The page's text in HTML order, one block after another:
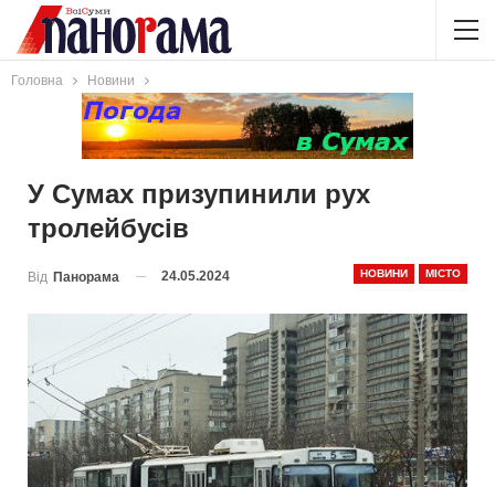
Головна Новини
У Сумах призупинили рух
тролейбусів
НОВИНИ МІСТО
Від Панорама 24.05.2024